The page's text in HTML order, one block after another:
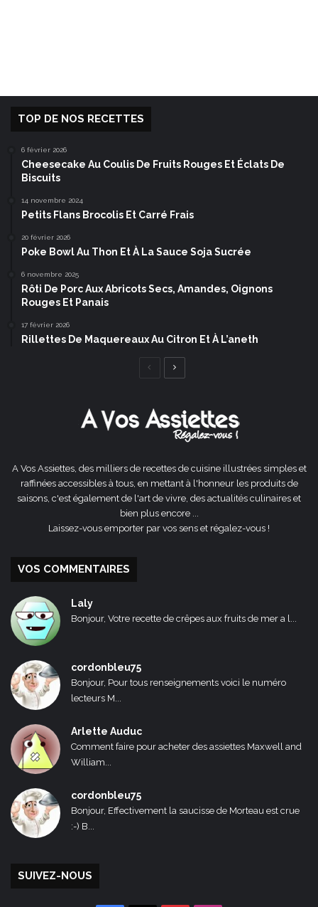
TOP DE NOS RECETTES
6 février 2026
Cheesecake Au Coulis De Fruits Rouges Et Éclats De
Biscuits
14 novembre 2024
Petits Flans Brocolis Et Carré Frais
20 février 2026
Poke Bowl Au Thon Et À La Sauce Soja Sucrée
6 novembre 2025
Rôti De Porc Aux Abricots Secs, Amandes, Oignons
Rouges Et Panais
17 février 2026
Rillettes De Maquereaux Au Citron Et À L’aneth
Page
A Vos Assiettes, des milliers de recettes de cuisine illustrées simples et
raffinées accessibles à tous, en mettant à l'honneur les produits de
saisons, c'est également de l'art de vivre, des actualités culinaires et
bien plus encore ...
Laissez-vous emporter par vos sens et régalez-vous !
VOS COMMENTAIRES
Laly
Bonjour, Votre recette de crêpes aux fruits de mer a l...
cordonbleu75
Bonjour, Pour tous renseignements voici le numéro
lecteurs M...
Arlette Auduc
Comment faire pour acheter des assiettes Maxwell and
William...
cordonbleu75
Bonjour, Effectivement la saucisse de Morteau est crue
:-) B...
SUIVEZ-NOUS